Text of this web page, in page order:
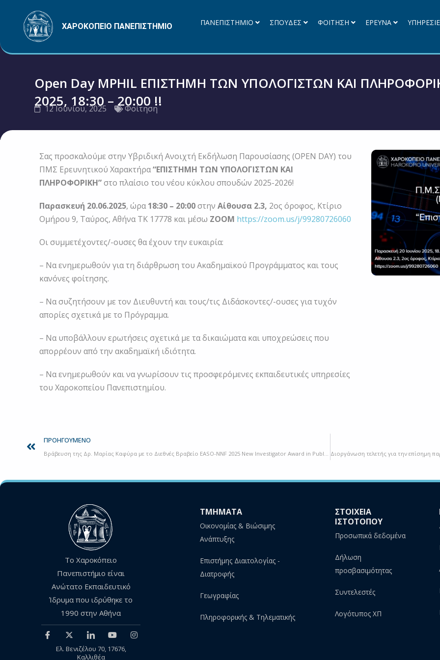
περιεχόμενο
ΧΑΡΟΚΟΠΕΙΟ ΠΑΝΕΠΙΣΤΗΜΙΟ ΠΑΝΕΠΙΣΤΗΜΙΟ ΣΠΟΥΔΕΣ ΦΟΙΤΗΣΗ ΕΡΕΥΝΑ
Open Day MPHIL ΕΠΙΣΤΗΜΗ ΤΩΝ ΥΠΟΛΟΓΙΣΤΩΝ ΚΑΙ
2025, 18:30 – 20:00 !!
12 Ιουνίου, 2025 Φοίτηση
Σας προσκαλούμε στην Υβριδική Ανοιχτή Εκδήλωση Παρουσίασης (OPEN DAY) του
ΠΜΣ Ερευνητικού Χαρακτήρα“ΕΠΙΣΤΗΜΗ ΤΩΝ ΥΠΟΛΟΓΙΣΤΩΝ ΚΑΙ
ΠΛΗΡΟΦΟΡΙΚΗ”στο πλαίσιο του νέου κύκλου σπουδών 2025-2026!
Παρασκευή 20.06.2025, ώρα18:30 – 20:00στην Αίθουσα 2.3, 2ος όροφος, Κτίριο
Ομήρου 9, Ταύρος, Αθήνα ΤΚ 17778 και μέσω ΖΟΟΜ https://zoom.us/j/99280726060
Οι συμμετέχοντες/-ουσες θα έχουν την ευκαιρία:
– Να ενημερωθούν για τη διάρθρωση του Ακαδημαϊκού Προγράμματος και τους
κανόνες φοίτησης.
– Να συζητήσουν με τον Διευθυντή και τους/τις Διδάσκοντες/-ουσες για τυχόν
απορίες σχετικά με το Πρόγραμμα.
– Να υποβάλλουν ερωτήσεις σχετικά με τα δικαιώματα και υποχρεώσεις που
απορρέουν από την ακαδημαϊκή ιδιότητα.
– Να ενημερωθούν και να γνωρίσουν τις προσφερόμενες εκπαιδευτικές υπηρεσίες
του Χαροκοπείου Πανεπιστημίου.
ΠΡΟΗΓΟΎΜΕΝΟ
Βράβευση της Δρ. Μαρίας Καφύρα με το Διεθνές Βραβείο EASO-NNF 2025 New Investigator Award in Public Health!
Το Χαροκόπειο
Πανεπιστήμιο είναι
Ανώτατο Εκπαιδευτικό
Ίδρυμα που ιδρύθηκε το
1990 στην Αθήνα
Ελ. Βενιζέλου 70, 17676,
Καλλιθέα
ΤΜΗΜΑΤΑ
Οικονομίας & Βιώσιμης
Ανάπτυξης
Επιστήμης Διαιτολογίας -
Διατροφής
Γεωγραφίας
Πληροφορικής & Τηλεματικής
ΣΤΟΙΧΕΙΑ
ΙΣΤΟΤΟΠΟΥ
Προσωπικά δεδομένα
Δήλωση
προσβασιμότητας
Συντελεστές
Λογότυπος ΧΠ